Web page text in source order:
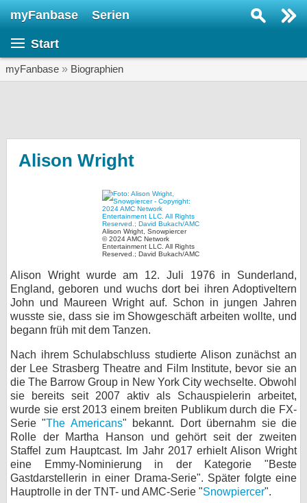
myFanbase Serien
Start
myFanbase » Biographien
Alison Wright
Alison Wright, Snowpiercer
© 2024 AMC Network
Entertainment LLC. All Rights
Reserved.; David Bukach/AMC
Alison Wright wurde am 12. Juli 1976 in Sunderland,
England, geboren und wuchs dort bei ihren Adoptiveltern
John und Maureen Wright auf. Schon in jungen Jahren
wusste sie, dass sie im Showgeschäft arbeiten wollte, und
begann früh mit dem Tanzen.
Nach ihrem Schulabschluss studierte Alison zunächst an
der Lee Strasberg Theatre and Film Institute, bevor sie an
die The Barrow Group in New York City wechselte. Obwohl
sie bereits seit 2007 aktiv als Schauspielerin arbeitet,
wurde sie erst 2013 einem breiten Publikum durch die FX-
Serie "The Americans" bekannt. Dort übernahm sie die
Rolle der Martha Hanson und gehört seit der zweiten
Staffel zum Hauptcast. Im Jahr 2017 erhielt Alison Wright
eine Emmy-Nominierung in der Kategorie "Beste
Gastdarstellerin in einer Drama-Serie". Später folgte eine
Hauptrolle in der TNT- und AMC-Serie "Snowpiercer".
KULTUR
Specials
SERVICE
Forum
bei X
bei Facebook
Kontakt
Nutzungsbedingungen
Datenschutz
Cookie-Einstellungen